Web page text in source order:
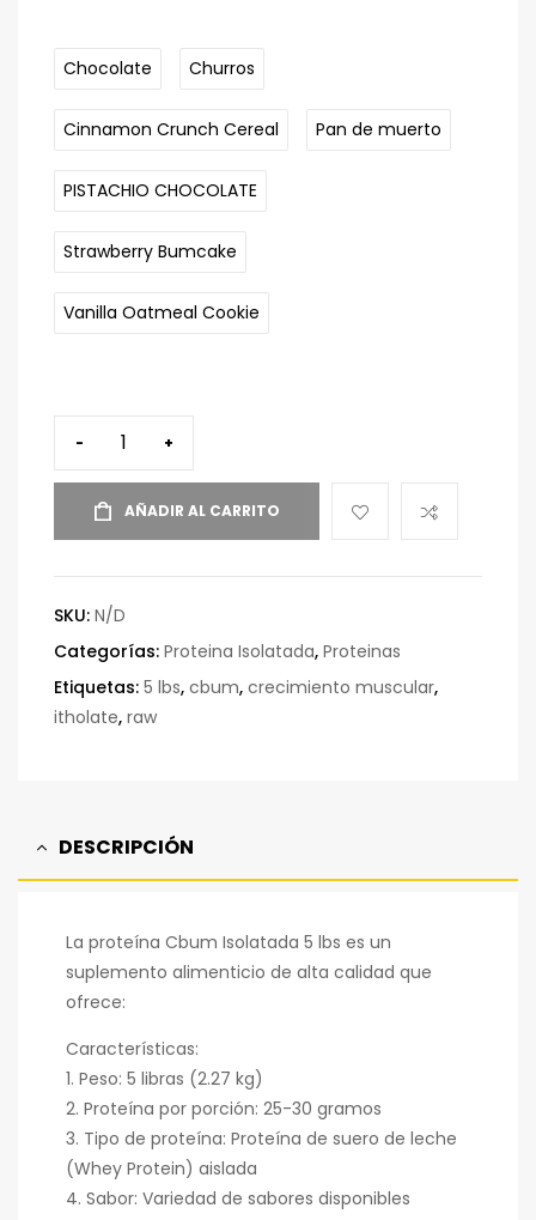
Chocolate Churros
Cinnamon Crunch Cereal Pan de muerto
PISTACHIO CHOCOLATE
Strawberry Bumcake
Vanilla Oatmeal Cookie
- +
AÑADIR AL CARRITO
SKU: N/D
Categorías: Proteina Isolatada, Proteinas
Etiquetas: 5 lbs, cbum, crecimiento muscular,
itholate, raw
DESCRIPCIÓN
La proteína Cbum Isolatada 5 lbs es un
suplemento alimenticio de alta calidad que
ofrece:
Características:
1. Peso: 5 libras (2.27 kg)
2. Proteína por porción: 25-30 gramos
3. Tipo de proteína: Proteína de suero de leche
(Whey Protein) aislada
4. Sabor: Variedad de sabores disponibles